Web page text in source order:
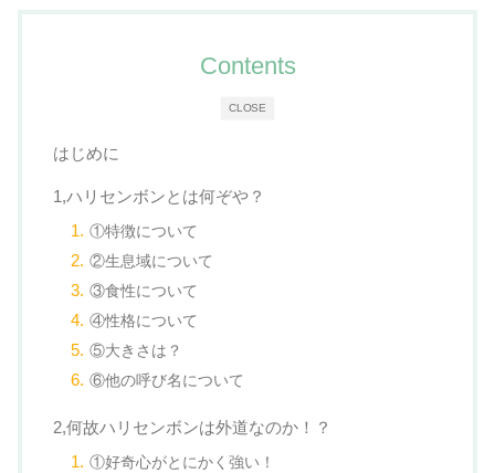
CLOSE
Contents
はじめに
1,ハリセンボンとは何ぞや？
①特徴について
②生息域について
③食性について
④性格について
⑤大きさは？
⑥他の呼び名について
2,何故ハリセンボンは外道なのか！？
①好奇心がとにかく強い！